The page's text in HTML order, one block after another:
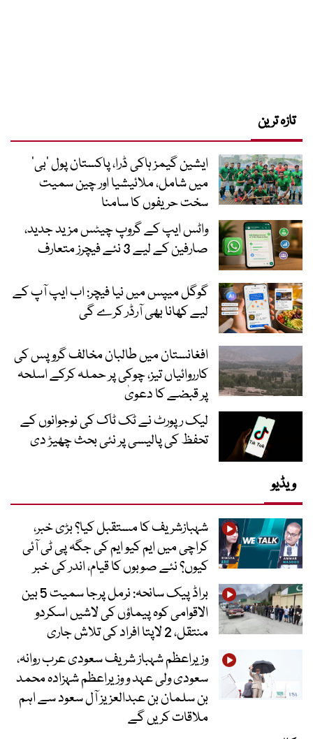
تازہ ترین
ایشین گیمز ہاکی ڈرا، پاکستان پول ’بی‘
میں شامل، ملائیشیا اور چین سمیت
سخت حریفوں کا سامنا
واٹس ایپ کے گروپ چیٹس مزید جدید،
صارفین کے لیے 3 نئے فیچرز متعارف
گوگل میپس میں نیا فیچر: اب ایپ آپ کے
لیے کھانا بھی آرڈر کرے گی
افغانستان میں طالبان مخالف گروپس کی
کارروائیاں تیز، چوکی پر حملہ کرکے اسلحہ
پر قبضے کا دعویٰ
لیک رپورٹ نے ٹک ٹاک کی نوجوانوں کے
تحفظ کی پالیسی پر نئی بحث چھیڑ دی
ویڈیو
شہبازشریف کا مستقبل کیا؟ بڑی خبر،
کراچی میں ایم کیو ایم کی جگہ پی ٹی آئی
کیوں؟ نئے صوبوں کا قیام، اندر کی خبر
براڈ پیک سانحہ: نرمل پرجا سمیت 5 بین
الاقوامی کوہ پیماؤں کی لاشیں اسکردو
منتقل، 2 لاپتا افراد کی تلاش جاری
وزیراعظم شہباز شریف سعودی عرب روانہ،
سعودی ولی عہد و وزیراعظم شہزادہ محمد
بن سلمان بن عبدالعزیز آل سعود سے اہم
ملاقات کریں گے